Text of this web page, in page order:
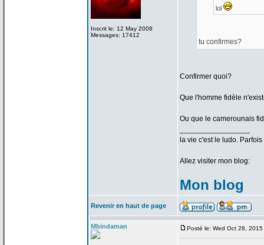
Inscrit le: 12 May 2008
Messages: 17412
lol
tu confirmes?
Confirmer quoi?
Que l'homme fidèle
Ou que le camerounais
la vie c'est le ludo.
Allez visiter mon blog:
Mon blog
Revenir en haut de page
Mbindaman Posté le: Wed Oct 28,